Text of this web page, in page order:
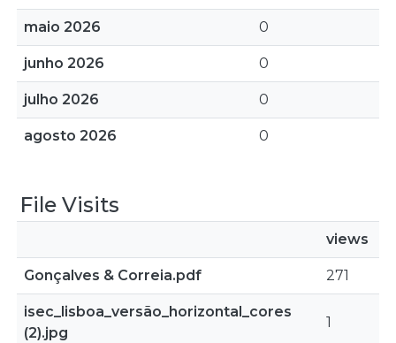
maio 2026 0
junho 2026 0
julho 2026 0
agosto 2026 0
File Visits
views
Gonçalves & Correia.pdf 271
isec_lisboa_versão_horizontal_cores
(2).jpg
1